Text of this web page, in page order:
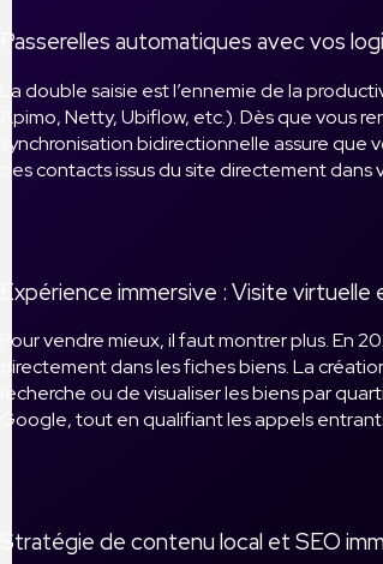
Passerelles automatiques avec vos
La double saisie est l’ennemie de la
Apimo, Netty, Ubiflow, etc.). Dès que vous
synchronisation bidirectionnelle assure
des contacts issus du site directement
Expérience immersive : Visite
Pour vendre mieux, il faut montrer plus.
directement dans les fiches biens. La
recherche ou de visualiser les biens par
Google, tout en qualifiant les appels
Stratégie de contenu local et SEO